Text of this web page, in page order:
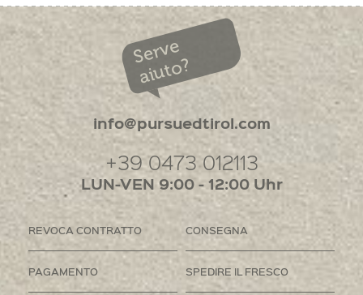
Serve
aiuto?
info@pursuedtirol.com
+39 0473 012113
LUN-VEN 9:00 - 12:00 Uhr
REVOCA CONTRATTO CONSEGNA
PAGAMENTO SPEDIRE IL FRESCO